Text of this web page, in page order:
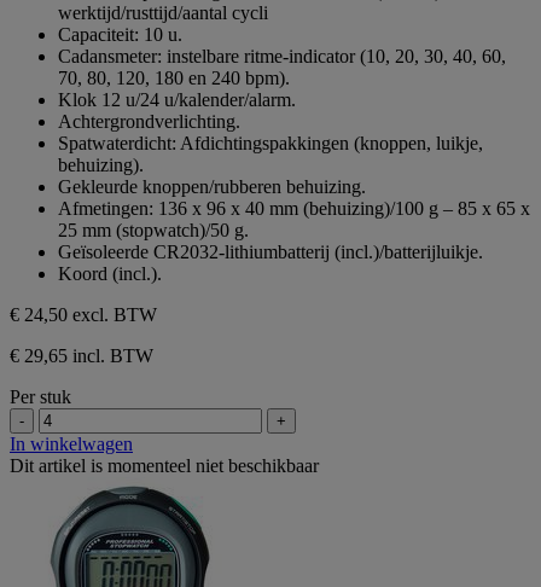
werktijd/rusttijd/aantal cycli
Capaciteit: 10 u.
Cadansmeter: instelbare ritme-indicator (10, 20, 30, 40, 60,
70, 80, 120, 180 en 240 bpm).
Klok 12 u/24 u/kalender/alarm.
Achtergrondverlichting.
Spatwaterdicht: Afdichtingspakkingen (knoppen, luikje,
behuizing).
Gekleurde knoppen/rubberen behuizing.
Afmetingen: 136 x 96 x 40 mm (behuizing)/100 g – 85 x 65 x
25 mm (stopwatch)/50 g.
Geïsoleerde CR2032-lithiumbatterij (incl.)/batterijluikje.
Koord (incl.).
€ 24,50 excl. BTW
€ 29,65 incl. BTW
Per stuk
- +
In winkelwagen
Dit artikel is momenteel niet beschikbaar